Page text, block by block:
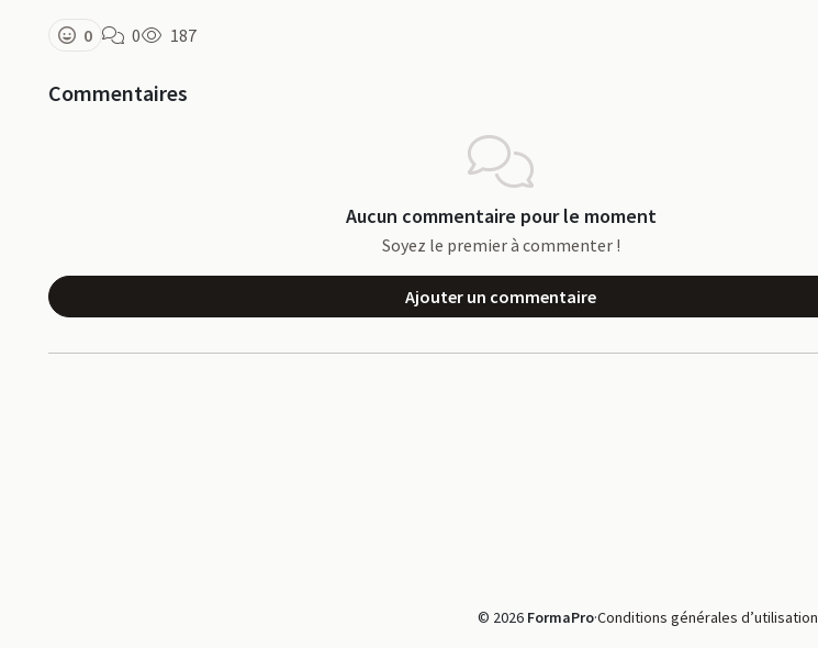
0 0 187
Commentaires
Aucun commentaire pour le moment
Soyez le premier à commenter !
Ajouter un commentaire
© 2026 FormaPro·Conditions générales d’utilisation